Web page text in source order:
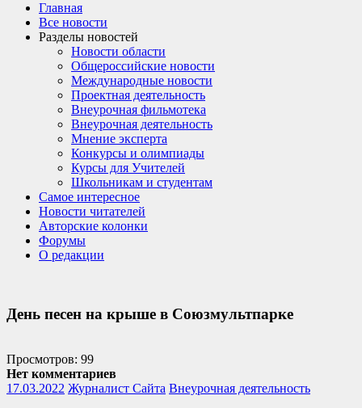
Главная
Все новости
Разделы новостей
Новости области
Общероссийские новости
Международные новости
Проектная деятельность
Внеурочная фильмотека
Внеурочная деятельность
Мнение эксперта
Конкурсы и олимпиады
Курсы для Учителей
Школьникам и студентам
Самое интересное
Новости читателей
Авторские колонки
Форумы
О редакции
День песен на крыше в Союзмультпарке
Просмотров: 99
Нет комментариев
17.03.2022 Журналист Сайта Внеурочная деятельность